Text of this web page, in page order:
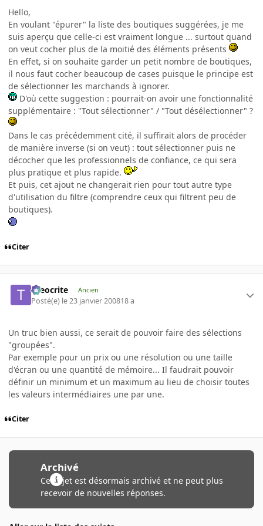
Hello,
En voulant "épurer" la liste des boutiques suggérées, je me
suis aperçu que celle-ci est vraiment longue ... surtout quand
on veut cocher plus de la moitié des éléments présents
En effet, si on souhaite garder un petit nombre de boutiques,
il nous faut cocher beaucoup de cases puisque le principe est
de sélectionner les marchands à ignorer.
D'où cette suggestion : pourrait-on avoir une fonctionnalité
supplémentaire : "Tout sélectionner" / "Tout désélectionner" ?
Dans le cas précédemment cité, il suffirait alors de procéder
de manière inverse (si on veut) : tout sélectionner puis ne
décocher que les professionnels de confiance, ce qui sera
plus pratique et plus rapide.
Et puis, cet ajout ne changerait rien pour tout autre type
d'utilisation du filtre (comprendre ceux qui filtrent peu de
boutiques).
Citer
theocrite Ancien
Posté(e) le 23 janvier 200818 a
Un truc bien aussi, ce serait de pouvoir faire des sélections
"groupées".
Par exemple pour un prix ou une résolution ou une taille
d'écran ou une quantité de mémoire... Il faudrait pouvoir
définir un minimum et un maximum au lieu de choisir toutes
les valeurs intermédiaires une par une.
Citer
Archivé
Ce sujet est désormais archivé et ne peut plus
recevoir de nouvelles réponses.